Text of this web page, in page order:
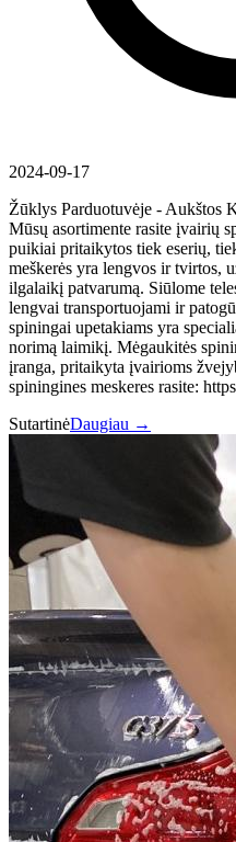
2024-09-17
Žūklys Parduotuvėje - Aukštos
Mūsų asortimente rasite įvairių
puikiai pritaikytos tiek eserių,
meškerės yra lengvos ir tvirtos,
ilgalaikį patvarumą. Siūlome
lengvai transportuojami ir
spiningai upetakiams yra
norimą laimikį. Mėgaukitės
įranga, pritaikyta įvairioms
spiningines meskeres rasite:
SutartinėDaugiau →